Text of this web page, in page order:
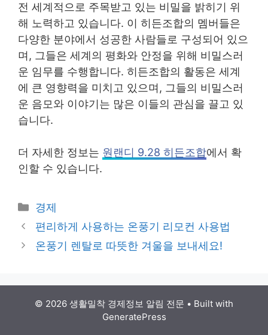
전 세계적으로 주목받고 있는 비밀을 밝히기 위
해 노력하고 있습니다. 이 히든조합의 멤버들은
다양한 분야에서 성공한 사람들로 구성되어 있으
며, 그들은 세계의 평화와 안정을 위해 비밀스러
운 임무를 수행합니다. 히든조합의 활동은 세계
에 큰 영향력을 미치고 있으며, 그들의 비밀스러
운 음모와 이야기는 많은 이들의 관심을 끌고 있
습니다.
더 자세한 정보는 원랜디 9.28 히든조합에서 확
인할 수 있습니다.
Categories
경제
Post
navigation
편리하게 사용하는 온풍기 리모컨 사용법
온풍기 렌탈로 따뜻한 겨울을 보내세요!
© 2026 생활밀착 경제정보 알림 전문 • Built with
GeneratePress